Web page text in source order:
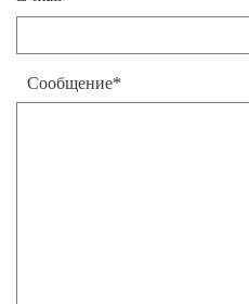
Сообщение*